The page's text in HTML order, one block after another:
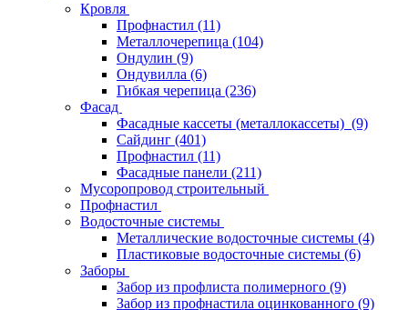
Кровля
Профнастил (11)
Металлочерепица (104)
Ондулин (9)
Ондувилла (6)
Гибкая черепица (236)
Фасад
Фасадные кассеты (металлокассеты) (9)
Сайдинг (401)
Профнастил (11)
Фасадные панели (211)
Мусоропровод строительный
Профнастил
Водосточные системы
Металлические водосточные системы (4)
Пластиковые водосточные системы (6)
Заборы
Забор из профлиста полимерного (9)
Забор из профнастила оцинкованного (9)